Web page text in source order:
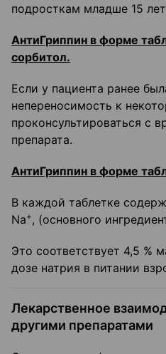
подросткам младше 15
АнтиГриппин в форме
сорбитол.
Если у пациента ранее
непереносимость к
проконсультироваться с
препарата.
АнтиГриппин в форме
В каждой таблетке
Na+, (основного
Это соответствует 4,5 %
дозе натрия в питании
Лекарственное
другими препаратами